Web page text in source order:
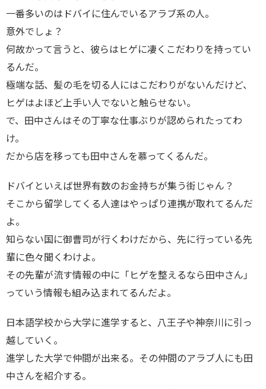
一番多いのはドバイに住んでいるアラブ系の人。
意外でしょ？
何故かって言うと、彼らはヒゲに凄くこだわりを持ってい
るんだ。
極端な話、髪の毛を切る人にはこだわりがないんだけど、
ヒゲはよほど上手い人でないと触らせない。
で、田中さんはその丁寧な仕事ぶりが認められたってわ
け。
だから店を移っても田中さんを慕ってくるんだ。
ドバイといえば世界有数のお金持ちが集う街じゃん？
そこから留学してくる人達はやっぱり連携が取れてるんだ
よ。
知らない国に御曹司が行くわけだから、先に行っている先
輩に色々聞くわけよ。
その先輩が流す情報の中に「ヒゲを整えるなら田中さん」
っていう情報も組み込まれてるんだよ。
日本語学校から大学に進学すると、八王子や神奈川に引っ
越していく。
進学した大学で仲間が出来る。その仲間のアラブ人にも田
中さんを紹介する。